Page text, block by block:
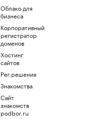
Облако для
бизнеса
Корпоративный
регистратор
доменов
Хостинг
сайтов
Рег.решения
Знакомства
Сайт
знакомств
podbor.ru